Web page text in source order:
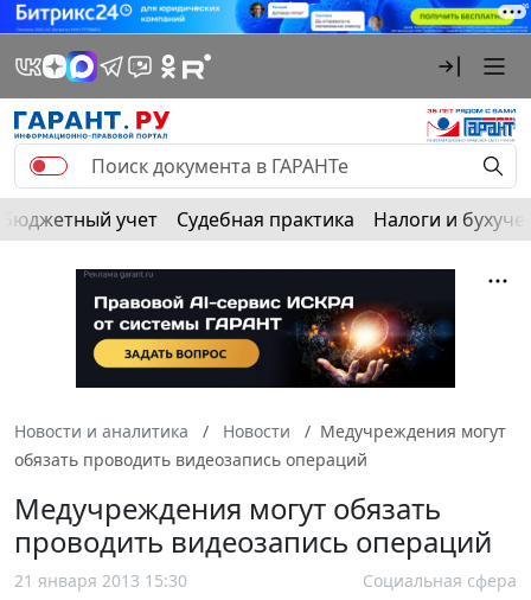
Бюджетный учет Судебная практика Налоги и
Новости и аналитика Новости
Медучреждения могут
обязать проводить видеозапись операций
Медучреждения могут обязать
проводить видеозапись операций
21 января 2013 15:30 Социальная сфера